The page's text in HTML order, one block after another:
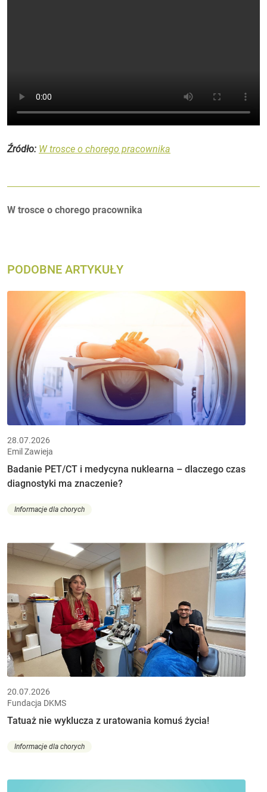
Źródło: W trosce o chorego pracownika
Autorzy:
W trosce o chorego pracownika
PODOBNE ARTYKUŁY
28.07.2026
Emil Zawieja
Badanie PET/CT i medycyna nuklearna – dlaczego czas
diagnostyki ma znaczenie?
Informacje dla chorych
20.07.2026
Fundacja DKMS
Tatuaż nie wyklucza z uratowania komuś życia!
Informacje dla chorych